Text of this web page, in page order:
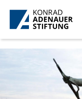
メインコンテンツに